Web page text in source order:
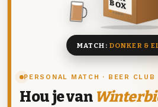
PERSONAL MATCH · BEER CLUB
Hou je van
BOX
8 BIEREN
MATCH: DONKER &